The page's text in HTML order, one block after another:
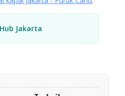
Jakarta